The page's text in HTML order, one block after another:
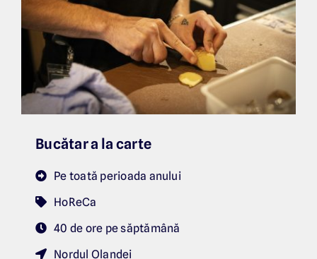
Bucătar a la carte
Pe toată perioada anului
HoReCa
40 de ore pe săptămână
Nordul Olandei